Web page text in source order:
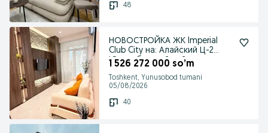
48
НОВОСТРОЙКА ЖК Imperial
Club City на: Алайский Ц-2
Юнусабадский район
1 526 272 000 so’m
Toshkent, Yunusobod tumani
05/08/2026
40